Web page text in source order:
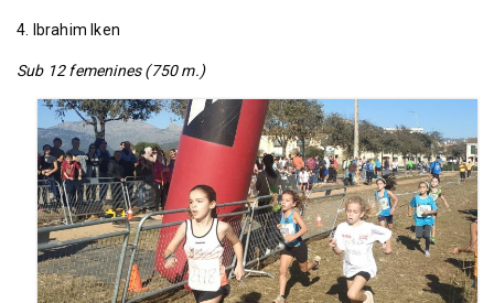
4. Ibrahim Iken
Sub 12 femenines (750 m.)